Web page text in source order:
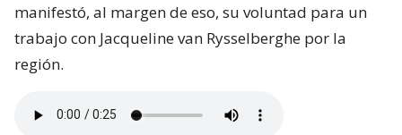
manifestó, al margen de eso, su voluntad para un
trabajo con Jacqueline van Rysselberghe por la
región.